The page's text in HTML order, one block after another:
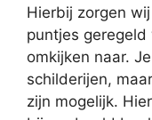
Hierbij zorgen
puntjes
omkijken naar.
schilderijen,
zijn mogelijk.